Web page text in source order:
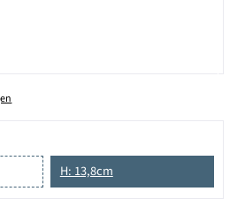
H: 13,8cm